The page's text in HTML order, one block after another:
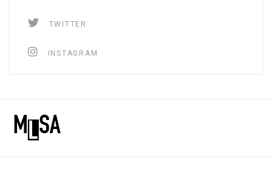
TWITTER
INSTAGRAM